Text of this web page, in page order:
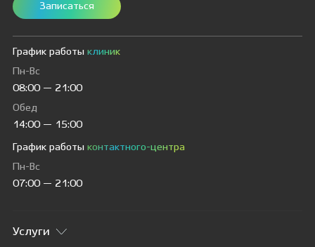
Записаться
График работы клиник
Пн-Вс
08:00 — 21:00
Обед
14:00 — 15:00
График работы контактного-центра
Пн-Вс
07:00 — 21:00
Услуги